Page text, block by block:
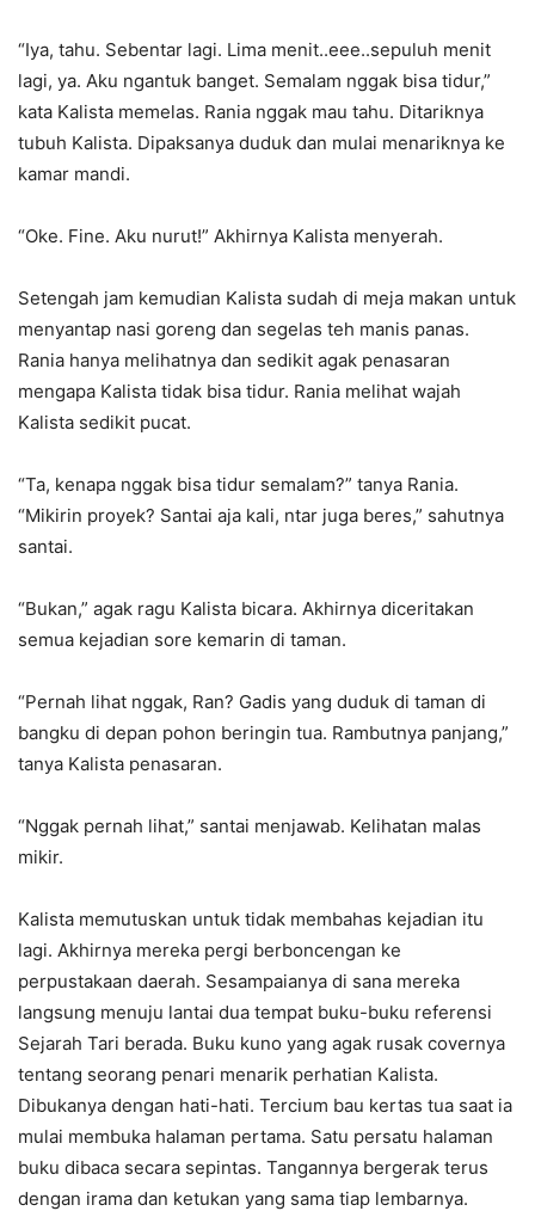
“Iya, tahu. Sebentar lagi. Lima menit..eee..sepuluh menit
lagi, ya. Aku ngantuk banget. Semalam nggak bisa tidur,”
kata Kalista memelas. Rania nggak mau tahu. Ditariknya
tubuh Kalista. Dipaksanya duduk dan mulai menariknya ke
kamar mandi.
“Oke. Fine. Aku nurut!” Akhirnya Kalista menyerah.
Setengah jam kemudian Kalista sudah di meja makan untuk
menyantap nasi goreng dan segelas teh manis panas.
Rania hanya melihatnya dan sedikit agak penasaran
mengapa Kalista tidak bisa tidur. Rania melihat wajah
Kalista sedikit pucat.
“Ta, kenapa nggak bisa tidur semalam?” tanya Rania.
“Mikirin proyek? Santai aja kali, ntar juga beres,” sahutnya
santai.
“Bukan,” agak ragu Kalista bicara. Akhirnya diceritakan
semua kejadian sore kemarin di taman.
“Pernah lihat nggak, Ran? Gadis yang duduk di taman di
bangku di depan pohon beringin tua. Rambutnya panjang,”
tanya Kalista penasaran.
“Nggak pernah lihat,” santai menjawab. Kelihatan malas
mikir.
Kalista memutuskan untuk tidak membahas kejadian itu
lagi. Akhirnya mereka pergi berboncengan ke
perpustakaan daerah. Sesampaianya di sana mereka
langsung menuju lantai dua tempat buku-buku referensi
Sejarah Tari berada. Buku kuno yang agak rusak covernya
tentang seorang penari menarik perhatian Kalista.
Dibukanya dengan hati-hati. Tercium bau kertas tua saat ia
mulai membuka halaman pertama. Satu persatu halaman
buku dibaca secara sepintas. Tangannya bergerak terus
dengan irama dan ketukan yang sama tiap lembarnya.